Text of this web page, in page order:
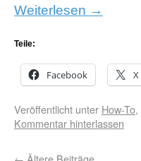
Weiterlesen →
Teile:
Facebook X
Veröffentlicht unter How-To,
Kommentar hinterlassen